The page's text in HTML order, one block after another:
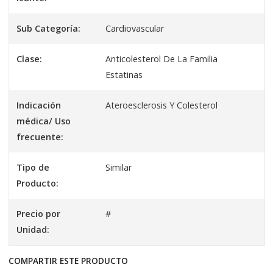
Sub Categoría: Cardiovascular
Clase:
Anticolesterol De La Familia
Estatinas
Indicación
médica/ Uso
frecuente:
Ateroesclerosis Y Colesterol
Tipo de
Producto:
Similar
Precio por
Unidad:
#
COMPARTIR ESTE PRODUCTO